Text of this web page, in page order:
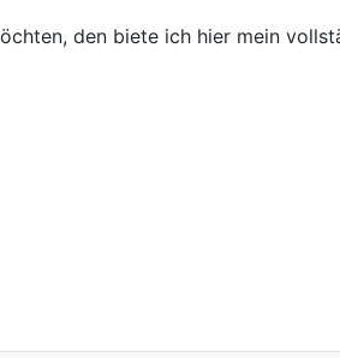
den biete ich hier mein